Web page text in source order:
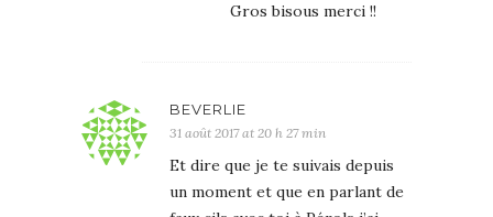
Gros bisous merci !!
BEVERLIE
31 août 2017 at 20 h 27 min
Et dire que je te suivais depuis
un moment et que en parlant de